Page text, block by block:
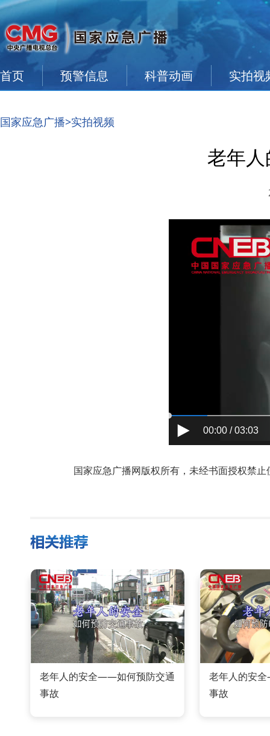
首页 预警信息 科普动画 实拍视
国家应急广播>实拍视频
老年
00:00 / 03:03
国家应急广播网版权所有，未经书面授权禁
老年人的安全——如何预防交通
事故
老年人的安
事故